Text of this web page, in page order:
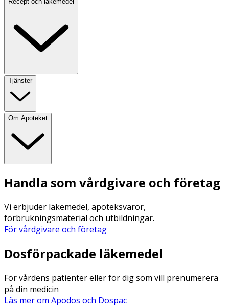
Tjänster
Om Apoteket
Handla som vårdgivare och företag
Vi erbjuder läkemedel, apoteksvaror,
förbrukningsmaterial och utbildningar.
För vårdgivare och företag
Dosförpackade läkemedel
För vårdens patienter eller för dig som vill prenumerera
på din medicin
Läs mer om Apodos och Dospac